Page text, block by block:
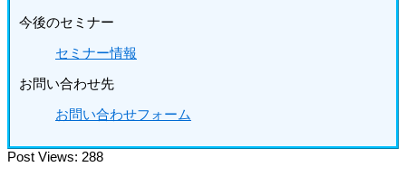
今後のセミナー
セミナー情報
お問い合わせ先
お問い合わせフォーム
Post Views: 288